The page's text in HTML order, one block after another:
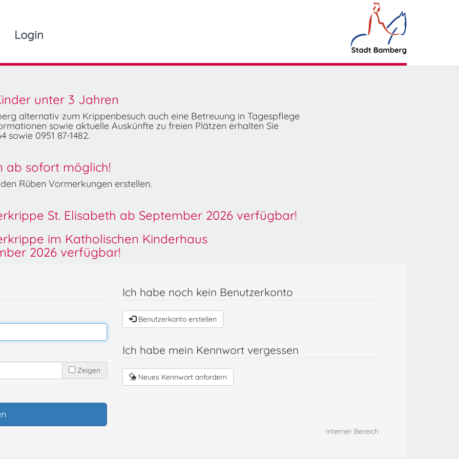
Login
unter 3 Jahren
alternativ zum Krippenbesuch auch eine Betreuung in Tagespflege
sowie aktuelle Auskünfte zu freien Plätzen erhalten Sie
sowie 0951 87-1482.
ab sofort möglich!
Rüben Vormerkungen erstellen.
St. Elisabeth ab September 2026 verfügbar!
im Katholischen Kinderhaus
2026 verfügbar!
Zeigen
Ich habe noch kein Benutzerkonto
Benutzerkonto erstellen
Ich habe mein Kennwort vergessen
Neues Kennwort anfordern
Interner Bereich